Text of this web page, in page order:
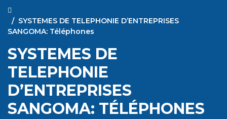
SYSTEMES DE TELEPHONIE D’ENTREPRISES
SANGOMA: Téléphones
SYSTEMES DE
TELEPHONIE
D’ENTREPRISES
SANGOMA: TÉLÉPHONES